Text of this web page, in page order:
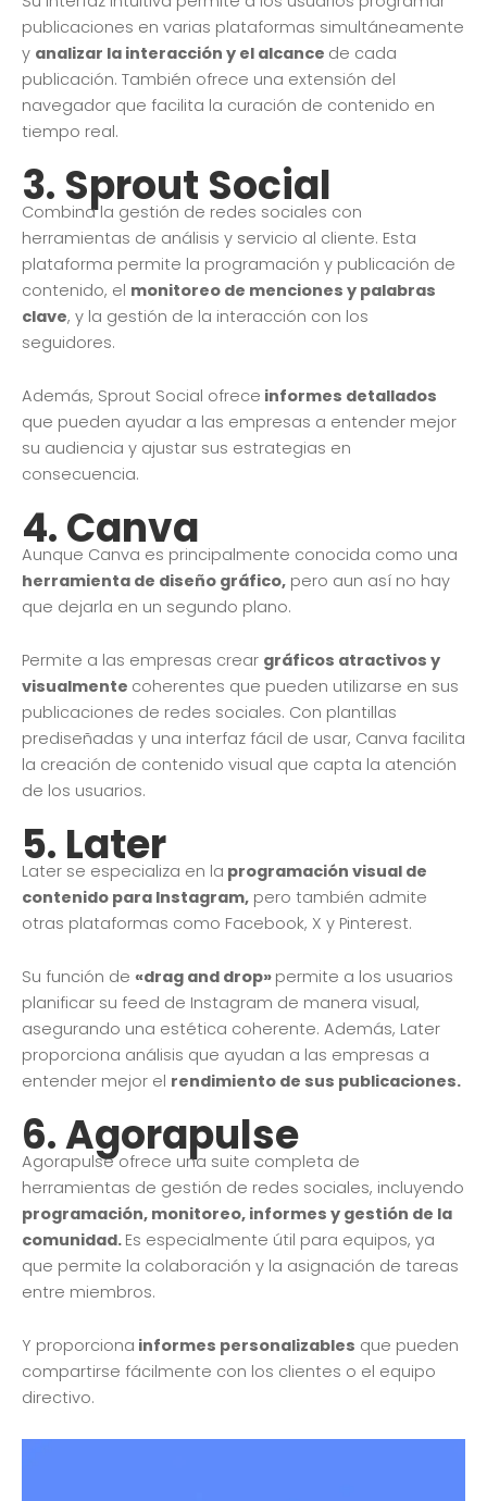
publicaciones en varias plataformas simultáneamente
y analizar la interacción y el alcance de cada
publicación. También ofrece una extensión del
navegador que facilita la curación de contenido en
tiempo real.
3. Sprout Social
Combina la gestión de redes sociales con
herramientas de análisis y servicio al cliente. Esta
plataforma permite la programación y publicación de
contenido, el monitoreo de menciones y palabras
clave, y la gestión de la interacción con los
seguidores.
Además, Sprout Social ofrece informes detallados
que pueden ayudar a las empresas a entender mejor
su audiencia y ajustar sus estrategias en
consecuencia.
4.Canva
Aunque Canva es principalmente conocida como una
herramienta de diseño gráfico, pero aun así no hay
que dejarla en un segundo plano.
Permite a las empresas crear gráficos atractivos y
visualmente coherentes que pueden utilizarse en sus
publicaciones de redes sociales. Con plantillas
prediseñadas y una interfaz fácil de usar, Canva facilita
la creación de contenido visual que capta la atención
de los usuarios.
5. Later
Later se especializa en la programación visual de
contenido para Instagram, pero también admite
otras plataformas como Facebook, X y Pinterest.
Su función de «drag and drop» permite a los usuarios
planificar su feed de Instagram de manera visual,
asegurando una estética coherente. Además, Later
proporciona análisis que ayudan a las empresas a
entender mejor el rendimiento de sus publicaciones.
6.Agorapulse
Agorapulse ofrece una suite completa de
herramientas de gestión de redes sociales, incluyendo
programación, monitoreo, informes y gestión de la
comunidad. Es especialmente útil para equipos, ya
que permite la colaboración y la asignación de tareas
entre miembros.
Y proporciona informes personalizables que pueden
compartirse fácilmente con los clientes o el equipo
directivo.